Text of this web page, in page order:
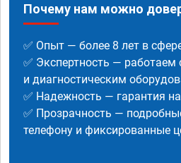
Почему нам можно
✅ Опыт — более 8 лет в
✅ Экспертность —
и диагностическим
✅ Надежность — гарантия
✅ Прозрачность —
телефону и фиксированные